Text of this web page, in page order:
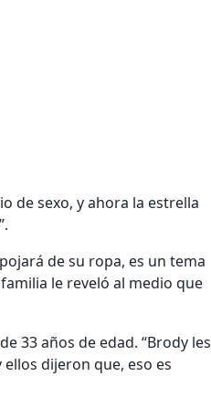
de sexo, y ahora la estrella
de su ropa, es un tema
le reveló al medio que
33 años de edad. “Brody les
dijeron que, eso es